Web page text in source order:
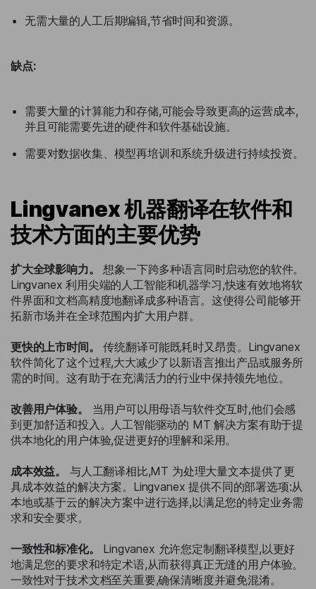
无需大量的人工后期编辑,节省时间和资源。
缺点:
需要大量的计算能力和存储,可能会导致更高的运营成本,
并且可能需要先进的硬件和软件基础设施。
需要对数据收集、模型再培训和系统升级进行持续投资。
Lingvanex 机器翻译在软件和
技术方面的主要优势
扩大全球影响力。
想象一下跨多种语言同时启动您的软件。
Lingvanex 利用尖端的人工智能和机器学习,快速有效地将软
件界面和文档高精度地翻译成多种语言。这使得公司能够开
拓新市场并在全球范围内扩大用户群。
更快的上市时间。
传统翻译可能既耗时又昂贵。Lingvanex
软件简化了这个过程,大大减少了以新语言推出产品或服务所
需的时间。这有助于在充满活力的行业中保持领先地位。
改善用户体验。
当用户可以用母语与软件交互时,他们会感
到更加舒适和投入。人工智能驱动的 MT 解决方案有助于提
供本地化的用户体验,促进更好的理解和采用。
成本效益。
与人工翻译相比,MT 为处理大量文本提供了更
具成本效益的解决方案。Lingvanex 提供不同的部署选项:从
本地或基于云的解决方案中进行选择,以满足您的特定业务需
求和安全要求。
一致性和标准化。
Lingvanex 允许您定制翻译模型,以更好
地满足您的要求和特定术语,从而获得真正无缝的用户体验。
一致性对于技术文档至关重要,确保清晰度并避免混淆。